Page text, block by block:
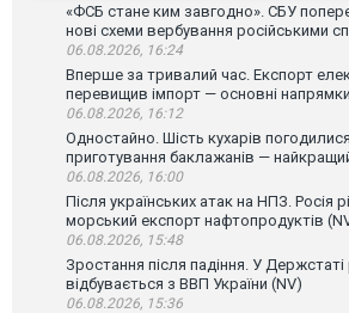
«ФСБ стане ким завгодно». СБУ
нові схеми вербування російськими
06.08.2026, 16:24
Вперше за тривалий час. Експорт
перевищив імпорт — основні
06.08.2026, 16:12
Одностайно. Шість кухарів
приготування баклажанів —
06.08.2026, 16:00
Після українських атак на НПЗ. Росія
морський експорт нафтопродуктів
06.08.2026, 15:48
Зростання після падіння. У
відбувається з ВВП України (NV)
06.08.2026, 15:36